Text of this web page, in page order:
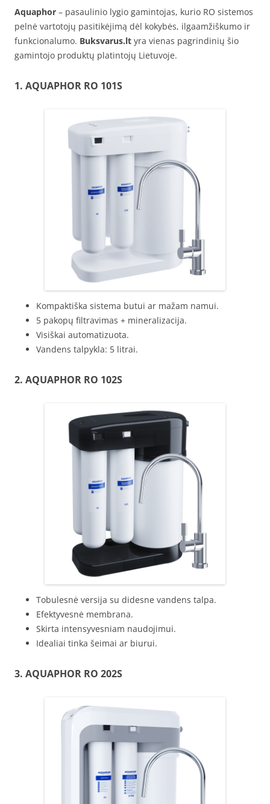
Aquaphor – pasaulinio lygio gamintojas, kurio RO sistemos
pelnė vartotojų pasitikėjimą dėl kokybės, ilgaamžiškumo ir
funkcionalumo. Buksvarus.lt yra vienas pagrindinių šio
gamintojo produktų platintojų Lietuvoje.
1. AQUAPHOR RO 101S
Kompaktiška sistema butui ar mažam namui.
5 pakopų filtravimas + mineralizacija.
Visiškai automatizuota.
Vandens talpykla: 5 litrai.
2. AQUAPHOR RO 102S
Tobulesnė versija su didesne vandens talpa.
Efektyvesnė membrana.
Skirta intensyvesniam naudojimui.
Idealiai tinka šeimai ar biurui.
3. AQUAPHOR RO 202S